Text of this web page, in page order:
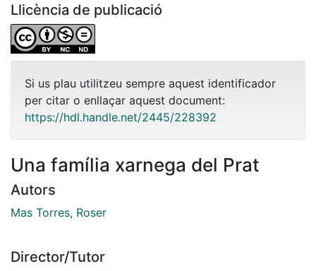
Llicència de publicació
Si us plau utilitzeu sempre aquest identificador
per citar o enllaçar aquest document:
https://hdl.handle.net/2445/228392
Una família xarnega del Prat
Autors
Mas Torres, Roser
Director/Tutor